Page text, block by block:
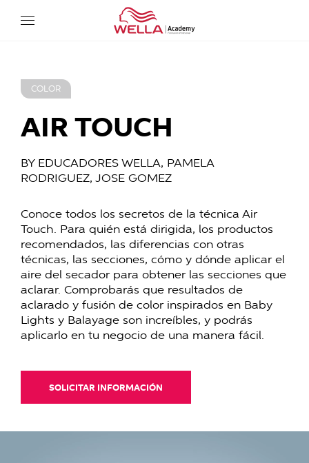
Wella Academy
COLOR
AIR TOUCH
BY EDUCADORES WELLA, PAMELA
RODRIGUEZ, JOSE GOMEZ
Conoce todos los secretos de la técnica Air
Touch. Para quién está dirigida, los productos
recomendados, las diferencias con otras
técnicas, las secciones, cómo y dónde aplicar el
aire del secador para obtener las secciones que
aclarar. Comprobarás que resultados de
aclarado y fusión de color inspirados en Baby
Lights y Balayage son increíbles, y podrás
aplicarlo en tu negocio de una manera fácil.
SOLICITAR INFORMACIÓN